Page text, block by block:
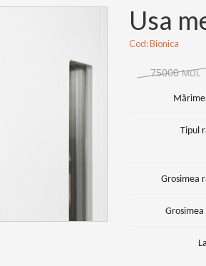
Usa
Cod: Bionica
75000MDL
Tipul
Grosimea